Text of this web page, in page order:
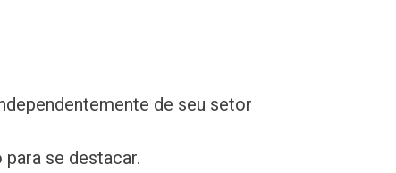
de seu setor
se destacar.